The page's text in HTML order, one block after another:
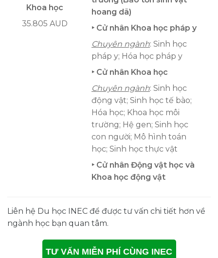
Khoa học
35.805 AUD
hoang dã)
‣ Cử nhân Khoa học pháp y
Chuyên ngành: Sinh học
pháp y; Hóa học pháp y
‣ Cử nhân Khoa học
Chuyên ngành: Sinh học
động vật; Sinh học tế bào;
Hóa học; Khoa học môi
trường; Hệ gen; Sinh học
con người; Mô hình toán
học; Sinh học thực vật
‣ Cử nhân Động vật học và
Khoa học động vật
Liên hệ Du học INEC để được tư vấn chi tiết hơn về
ngành học bạn quan tâm.
TƯ VẤN MIỄN PHÍ CÙNG INEC